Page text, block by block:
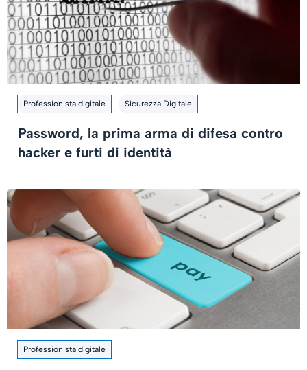
Professionista digitale Sicurezza Digitale
Password, la prima arma di difesa contro
hacker e furti di identità
Professionista digitale